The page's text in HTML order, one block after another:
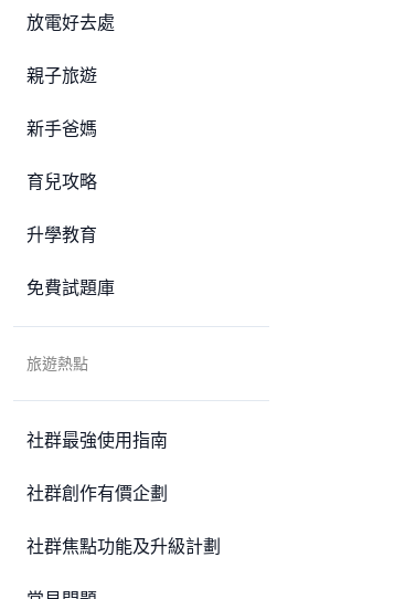
放電好去處
親子旅遊
新手爸媽
育兒攻略
升學教育
免費試題庫
旅遊熱點
社群最強使用指南
社群創作有價企劃
社群焦點功能及升級計劃